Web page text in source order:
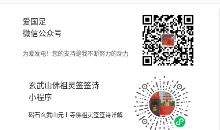
爱国足
微信公众号
为爱发电！您的支持是我不断努力的动力
玄武山佛祖灵签签诗
小程序
碣石玄武山元上寺佛祖灵签签诗详解